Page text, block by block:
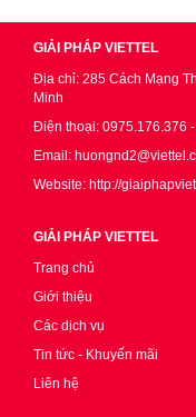
GIẢI PHÁP VIETTEL
Địa chỉ: 285 Cách Mạng
Minh
Điện thoại: 0975.176.376
Email:
Website: http://
GIẢI PHÁP VIETTEL
Trang chủ
Giới thiệu
Các dịch vụ
Tin tức - Khuyến mãi
Liên hệ